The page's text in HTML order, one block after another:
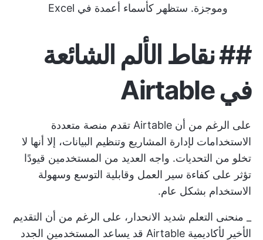
وموجزة. ستظهر كأسماء أعمدة في Excel
##نقاط الألم الشائعة
في Airtable
على الرغم من أن Airtable تقدم منصة متعددة
الاستخدامات لإدارة المشاريع وتنظيم البيانات، إلا أنها لا
تخلو من التحديات. واجه العديد من المستخدمين قيودًا
تؤثر على كفاءة سير العمل وقابلية التوسع وسهولة
الاستخدام بشكل عام.
_ منحنى التعلم شديد الانحدار، على الرغم من أن التقديم
الأخير لأكاديمية Airtable قد يساعد المستخدمين الجدد